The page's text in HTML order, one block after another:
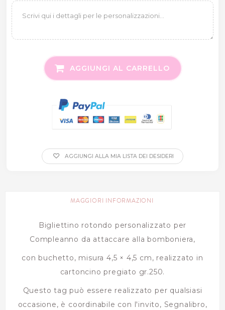
AGGIUNGI AL CARRELLO
AGGIUNGI ALLA MIA LISTA DEI DESIDERI
MAGGIORI INFORMAZIONI
Bigliettino rotondo personalizzato per
Compleanno da attaccare alla bomboniera,
con buchetto, misura 4,5 × 4,5 cm, realizzato in
cartoncino pregiato gr.250.
Questo tag può essere realizzato per qualsiasi
occasione, è coordinabile con l'invito, Segnalibro,